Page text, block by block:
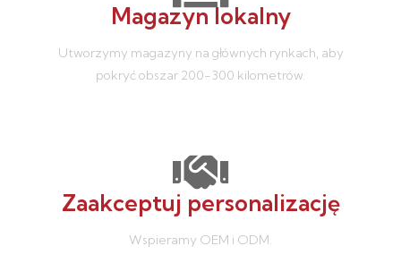
Magazyn lokalny
Utworzymy magazyny na głównych rynkach, aby
pokryć obszar 200-300 kilometrów.
Zaakceptuj personalizację
Wspieramy OEM i ODM.